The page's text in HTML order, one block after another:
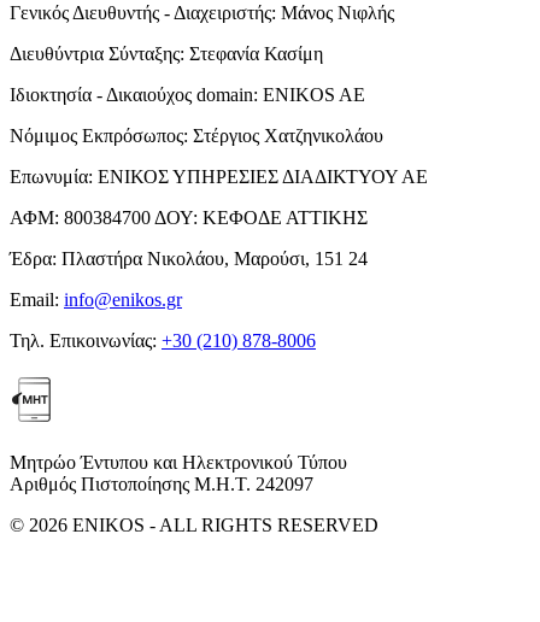
Γενικός Διευθυντής - Διαχειριστής: Μάνος Νιφλής
Διευθύντρια Σύνταξης: Στεφανία Κασίμη
Ιδιοκτησία - Δικαιούχος domain: ENIKOS AE
Νόμιμος Εκπρόσωπος: Στέργιος Χατζηνικολάου
Επωνυμία: ΕΝΙΚΟΣ ΥΠΗΡΕΣΙΕΣ ΔΙΑΔΙΚΤΥΟΥ ΑΕ
ΑΦΜ: 800384700 ΔΟΥ: ΚΕΦΟΔΕ ΑΤΤΙΚΗΣ
Έδρα: Πλαστήρα Νικολάου, Μαρούσι, 151 24
Email: info@enikos.gr
Τηλ. Επικοινωνίας: +30 (210) 878-8006
Μητρώο Έντυπου και Ηλεκτρονικού Τύπου
Αριθμός Πιστοποίησης Μ.Η.Τ. 242097
© 2026 ENIKOS - ALL RIGHTS RESERVED